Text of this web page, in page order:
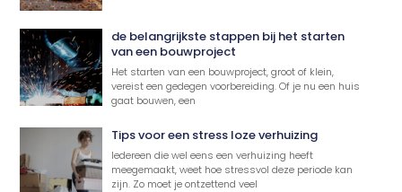
de belangrijkste stappen bij het starten
van een bouwproject
Het starten van een bouwproject, groot of klein,
vereist een gedegen voorbereiding. Of je nu een huis
gaat bouwen, een
Tips voor een stress loze verhuizing
Iedereen die wel eens een verhuizing heeft
meegemaakt, weet hoe stressvol deze periode kan
zijn. Zo moet je ontzettend veel